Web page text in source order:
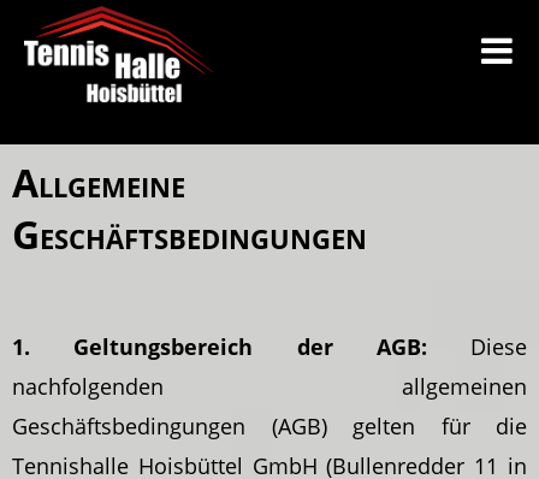
Allgemeine
Geschäftsbedingungen
1. Geltungsbereich der AGB: Diese
nachfolgenden allgemeinen
Geschäftsbedingungen (AGB) gelten für die
Tennishalle Hoisbüttel GmbH (Bullenredder 11 in